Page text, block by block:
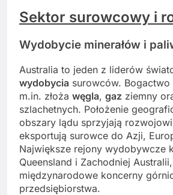
Sektor surowcowy i
Wydobycie minerałów i
Australia to jeden z liderów
wydobycia surowców. Bogactwo
m.in. złoża węgla, gaz ziemny
szlachetnych. Położenie
obszary lądu sprzyjają
eksportują surowce do Azji,
Największe rejony wydobywcze
Queensland i Zachodniej
międzynarodowe koncerny
przedsiębiorstwa.